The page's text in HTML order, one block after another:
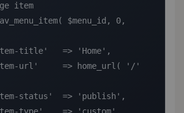
item
$menu_id, 0,